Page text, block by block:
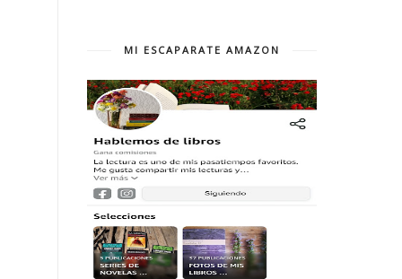
MI ESCAPARATE AMAZON